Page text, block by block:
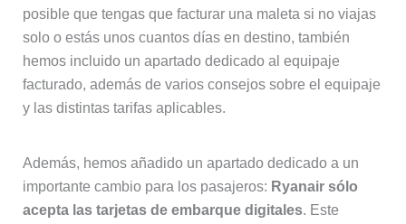
posible que tengas que facturar una maleta si no viajas
solo o estás unos cuantos días en destino, también
hemos incluido un apartado dedicado al equipaje
facturado, además de varios consejos sobre el equipaje
y las distintas tarifas aplicables.
Además, hemos añadido un apartado dedicado a un
importante cambio para los pasajeros: Ryanair sólo
acepta las tarjetas de embarque digitales. Este